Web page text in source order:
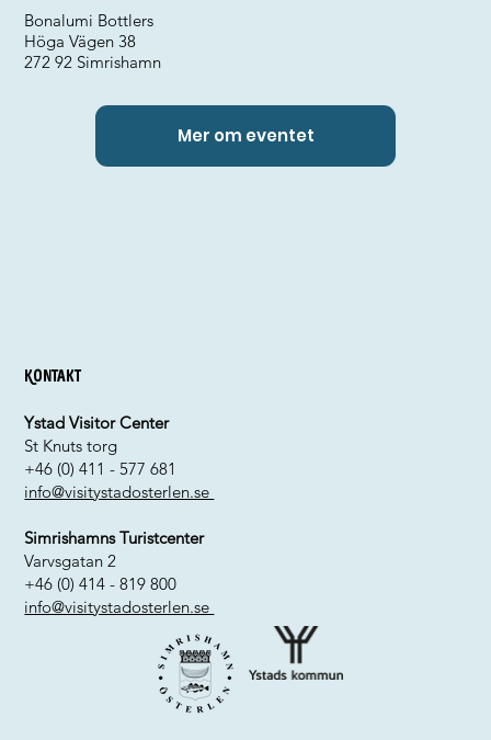
Bonalumi Bottlers
Höga Vägen 38
272 92 Simrishamn
Mer om eventet
Kontakt
Ystad Visitor Center
St Knuts torg
+46 (0) 411 - 577 681
info@visitystadosterlen.se
Simrishamns Turistcenter
Varvsgatan 2
+46 (0) 414 - 819 800
info@visitystadosterlen.se